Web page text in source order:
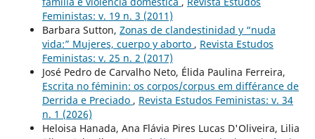
Feministas: v. 19 n. 3 (2011)
Barbara Sutton, Zonas de clandestinidad y “nuda
vida:” Mujeres, cuerpo y aborto , Revista Estudos
Feministas: v. 25 n. 2 (2017)
José Pedro de Carvalho Neto, Élida Paulina Ferreira,
Escrita no féminin: os corpos/corpus em différance de
Derrida e Preciado , Revista Estudos Feministas: v. 34
n. 1 (2026)
Heloisa Hanada, Ana Flávia Pires Lucas D'Oliveira, Lilia